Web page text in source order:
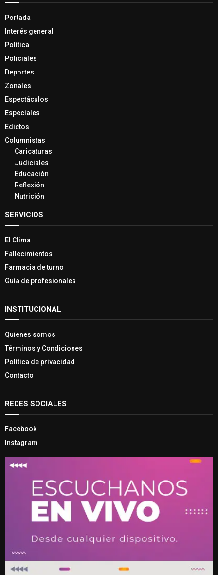
Portada
Interés general
Política
Policiales
Deportes
Zonales
Espectáculos
Especiales
Edictos
Columnistas
Caricaturas
Judiciales
Educación
Reflexión
Nutrición
SERVICIOS
El Clima
Fallecimientos
Farmacia de turno
Guía de profesionales
INSTITUCIONAL
Quienes somos
Términos y Condiciones
Política de privacidad
Contacto
REDES SOCIALES
Facebook
Instagram